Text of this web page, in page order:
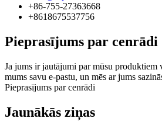
+86-755-27363668
+8618675537756
Pieprasījums par cenrādi
Ja jums ir jautājumi par mūsu produktiem
mums savu e-pastu, un mēs ar jums
Pieprasījums par cenrādi
Jaunākās ziņas